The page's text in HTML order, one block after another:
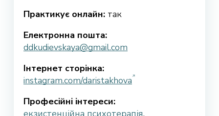
Практикує онлайн: так
Електронна пошта:
ddkudievskaya@gmail.com
Інтернет сторінка:
instagram.com/daristakhova
Професійні інтереси:
екзистенційна психотерапія,